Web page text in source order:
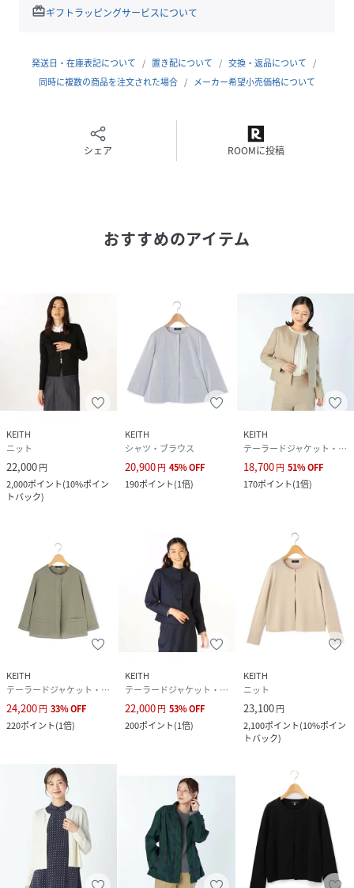
性別タイプ レディース
素材 ポリエステル50% 複合繊維(ポリエステル)50%
PD7798_78278253236031
redeemギフトラッピングサービスについて
発送日・在庫表記について 置き配について
交換・返品について
同時に複数の商品を注文された場合
メーカー希望小売価格について
シェア ROOMに投稿
おすすめのアイテム
KEITH
ニット
22,000円
2,000ポイント(10%ポイン
トバック)
KEITH
シャツ・ブラウス
20,900円 45%OFF
190ポイント(1倍)
KEITH
テーラードジャケット・ブレザー
18,700円 51%OFF
170ポイント(1倍)
KEITH
テーラードジャケット・ブレザー
24,200円 33%OFF
220ポイント(1倍)
KEITH
テーラードジャケット・ブレザー
22,000円 53%OFF
200ポイント(1倍)
KEITH
ニット
23,100円
2,100ポイント(10%ポイン
トバック)